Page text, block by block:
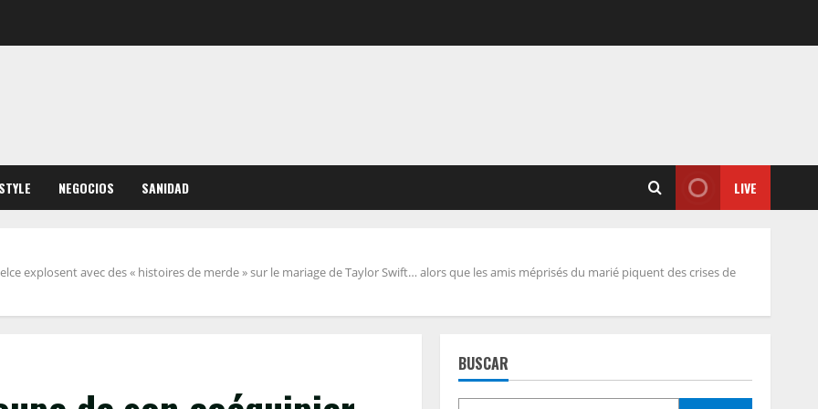
NEGOCIOS SANIDAD LIVE
explosent avec des « histoires de merde » sur le mariage de Taylor Swift… alors que les amis méprisés du marié piquent des crises de
BUSCAR